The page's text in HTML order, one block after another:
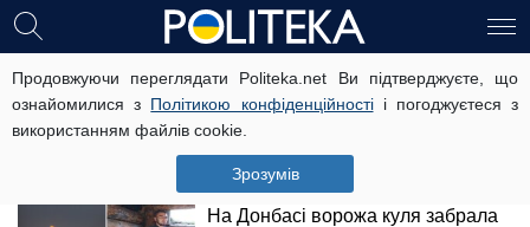
Продовжуючи переглядати Politeka.net Ви підтверджуєте, що
ознайомилися з Політикою конфіденційностіі погоджуєтеся з
використанням файлів cookie.
Зрозумів
Нова трагедія на Донбасі:
обірвалося життя бійця ЗСУ, який
раніше поховав брата
13 квітня, 13:36
На Донбасі ворожа куля забрала